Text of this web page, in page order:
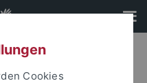
Cookies